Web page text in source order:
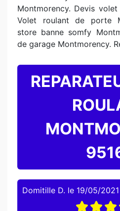
Montmorency. Devis
Volet roulant de porte
store banne somfy
de garage Montmorency.
Domitille D. le 19/05/2021